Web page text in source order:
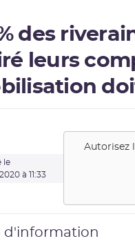
des
leurs
le
à 11:33
Autorisez
d'information